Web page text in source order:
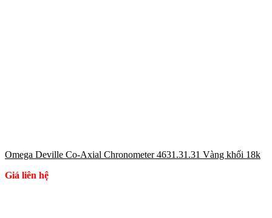
Omega Deville Co-Axial Chronometer 4631.31.31 Vàng khối 18k
Giá liên hệ